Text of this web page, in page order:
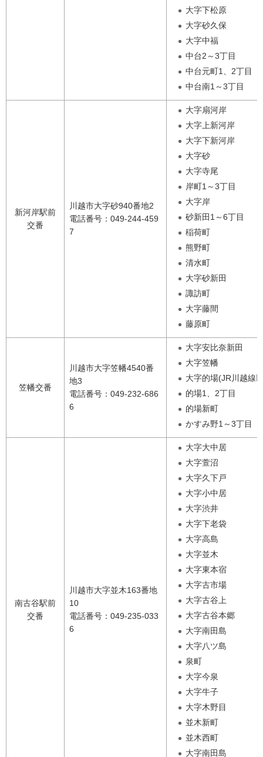
大字下松原
大字砂久保
大字中福
中台2～3丁目
中台元町1、2丁目
中台南1～3丁目
新河岸駅前
交番
川越市大字砂940番地2
電話番号：049-244-459
7
大字扇河岸
大字上新河岸
大字下新河岸
大字砂
大字寺尾
岸町1～3丁目
大字岸
砂新田1～6丁目
稲荷町
熊野町
清水町
大字砂新田
諏訪町
大字藤間
藤原町
笠幡交番
川越市大字笠幡4540番
地3
電話番号：049-232-686
6
大字安比奈新田
大字笠幡
大字的場(JR川越線
的場1、2丁目
的場新町
かすみ野1～3丁目
南古谷駅前
交番
川越市大字並木163番地
10
電話番号：049-235-033
6
大字大中居
大字萱沼
大字久下戸
大字小中居
大字渋井
大字下老袋
大字高島
大字並木
大字東本宿
大字古市場
大字古谷上
大字古谷本郷
大字南田島
大字八ツ島
泉町
大字今泉
大字牛子
大字木野目
並木新町
並木西町
大字南田島